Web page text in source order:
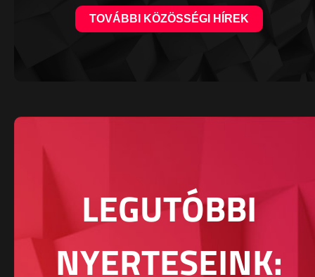
TOVÁBBI KÖZÖSSÉGI HÍREK
LEGUTÓBBI
NYERTESEINK: